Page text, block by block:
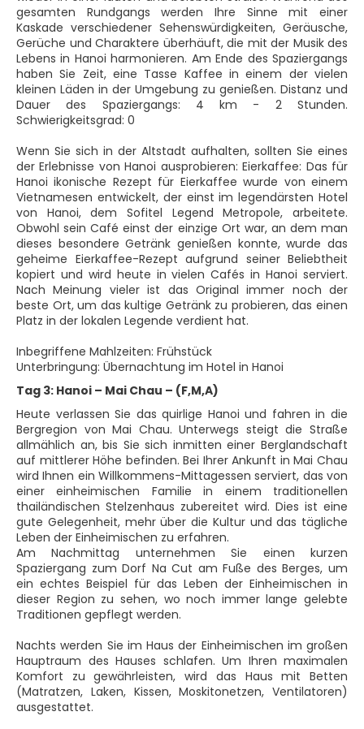
gesamten Rundgangs werden Ihre Sinne mit einer
Kaskade verschiedener Sehenswürdigkeiten, Geräusche,
Gerüche und Charaktere überhäuft, die mit der Musik des
Lebens in Hanoi harmonieren. Am Ende des Spaziergangs
haben Sie Zeit, eine Tasse Kaffee in einem der vielen
kleinen Läden in der Umgebung zu genießen. Distanz und
Dauer des Spaziergangs: 4 km - 2 Stunden.
Schwierigkeitsgrad: 0
Wenn Sie sich in der Altstadt aufhalten, sollten Sie eines
der Erlebnisse von Hanoi ausprobieren: Eierkaffee: Das für
Hanoi ikonische Rezept für Eierkaffee wurde von einem
Vietnamesen entwickelt, der einst im legendärsten Hotel
von Hanoi, dem Sofitel Legend Metropole, arbeitete.
Obwohl sein Café einst der einzige Ort war, an dem man
dieses besondere Getränk genießen konnte, wurde das
geheime Eierkaffee-Rezept aufgrund seiner Beliebtheit
kopiert und wird heute in vielen Cafés in Hanoi serviert.
Nach Meinung vieler ist das Original immer noch der
beste Ort, um das kultige Getränk zu probieren, das einen
Platz in der lokalen Legende verdient hat.
Inbegriffene Mahlzeiten: Frühstück
Unterbringung: Übernachtung im Hotel in Hanoi
Tag 3: Hanoi – Mai Chau – (F,M,A)
Heute verlassen Sie das quirlige Hanoi und fahren in die
Bergregion von Mai Chau. Unterwegs steigt die Straße
allmählich an, bis Sie sich inmitten einer Berglandschaft
auf mittlerer Höhe befinden. Bei Ihrer Ankunft in Mai Chau
wird Ihnen ein Willkommens-Mittagessen serviert, das von
einer einheimischen Familie in einem traditionellen
thailändischen Stelzenhaus zubereitet wird. Dies ist eine
gute Gelegenheit, mehr über die Kultur und das tägliche
Leben der Einheimischen zu erfahren.
Am Nachmittag unternehmen Sie einen kurzen
Spaziergang zum Dorf Na Cut am Fuße des Berges, um
ein echtes Beispiel für das Leben der Einheimischen in
dieser Region zu sehen, wo noch immer lange gelebte
Traditionen gepflegt werden.
Nachts werden Sie im Haus der Einheimischen im großen
Hauptraum des Hauses schlafen. Um Ihren maximalen
Komfort zu gewährleisten, wird das Haus mit Betten
(Matratzen, Laken, Kissen, Moskitonetzen, Ventilatoren)
ausgestattet.